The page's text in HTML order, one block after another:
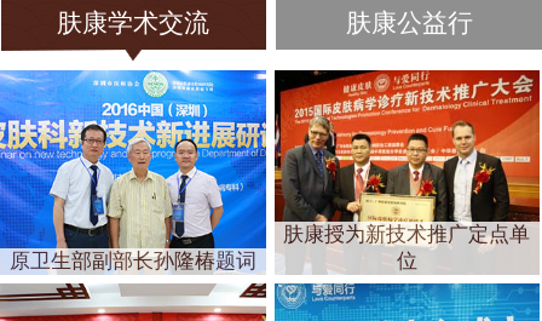
肤康学术交流 肤康公益行
原卫生部副部长孙隆椿题词
肤康授为新技术推广定点单
位